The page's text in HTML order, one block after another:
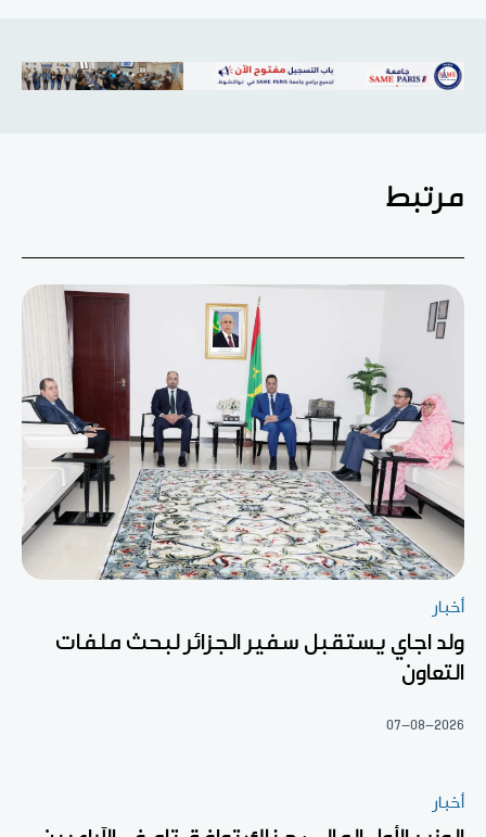
مرتبط
أخبار
ولد اجاي يستقبل سفير الجزائر لبحث ملفات
التعاون
07-08-2026
أخبار